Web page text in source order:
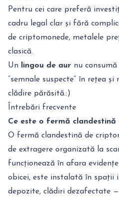
Pentru cei care preferă
cadru legal clar și fără
de criptomonede, metalele
clasică.
Un
lingou de aur nu
”semnale suspecte” în rețea
clădire părăsită.:)
Întrebări frecvente
Ce este o fermă clandestină
O fermă clandestină de
de extragere organizată la
funcționează în afara
obicei, este instalată în spații
depozite, clădiri dezafectate